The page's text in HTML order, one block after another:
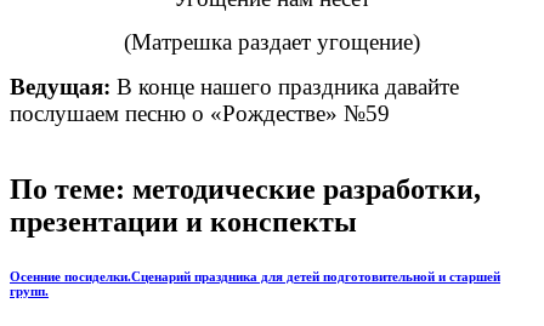
(Матрешка раздает угощение)
Ведущая: В конце нашего праздника давайте
послушаем песню о «Рождестве» №59
По теме: методические разработки,
презентации и конспекты
Осенние посиделки.Сценарий праздника для детей подготовительной и старшей
групп.